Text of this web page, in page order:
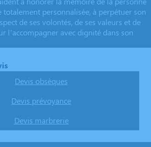
totalement personnalisée, à perpétuer son
de ses volontés, de ses valeurs et de
l’accompagner avec dignité dans son
Devis obsèques
Devis prévoyance
Devis marbrerie